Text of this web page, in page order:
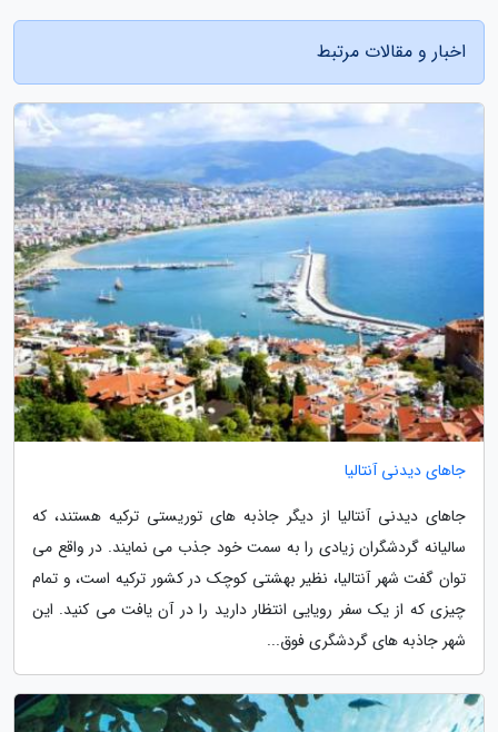
اخبار و مقالات مرتبط
جاهای دیدنی آنتالیا
جاهای دیدنی آنتالیا از دیگر جاذبه های توریستی ترکیه هستند، که
سالیانه گردشگران زیادی را به سمت خود جذب می نمایند. در واقع می
توان گفت شهر آنتالیا، نظیر بهشتی کوچک در کشور ترکیه است، و تمام
چیزی که از یک سفر رویایی انتظار دارید را در آن یافت می کنید. این
شهر جاذبه های گردشگری فوق...